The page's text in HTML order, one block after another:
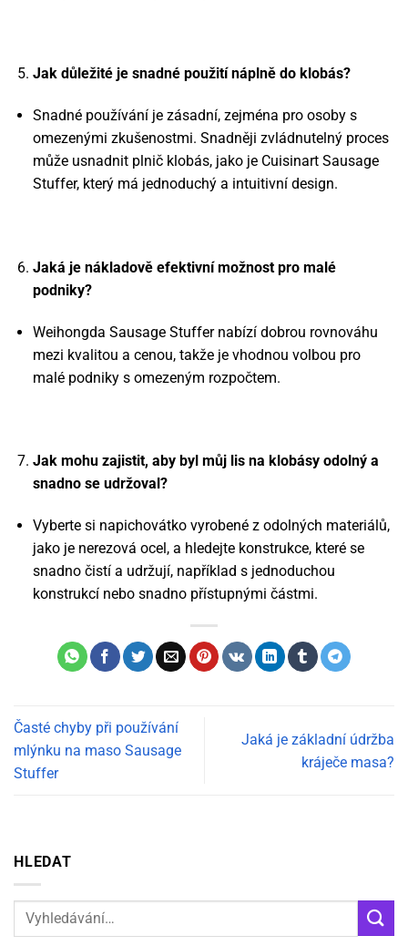
Jak důležité je snadné použití náplně do klobás?
Snadné používání je zásadní, zejména pro osoby s
omezenými zkušenostmi. Snadněji zvládnutelný proces
může usnadnit plnič klobás, jako je Cuisinart Sausage
Stuffer, který má jednoduchý a intuitivní design.
Jaká je nákladově efektivní možnost pro malé
podniky?
Weihongda Sausage Stuffer nabízí dobrou rovnováhu
mezi kvalitou a cenou, takže je vhodnou volbou pro
malé podniky s omezeným rozpočtem.
Jak mohu zajistit, aby byl můj lis na klobásy odolný a
snadno se udržoval?
Vyberte si napichovátko vyrobené z odolných materiálů,
jako je nerezová ocel, a hledejte konstrukce, které se
snadno čistí a udržují, například s jednoduchou
konstrukcí nebo snadno přístupnými částmi.
Časté chyby při používání
mlýnku na maso Sausage
Stuffer
Jaká je základní údržba
kráječe masa?
HLEDAT